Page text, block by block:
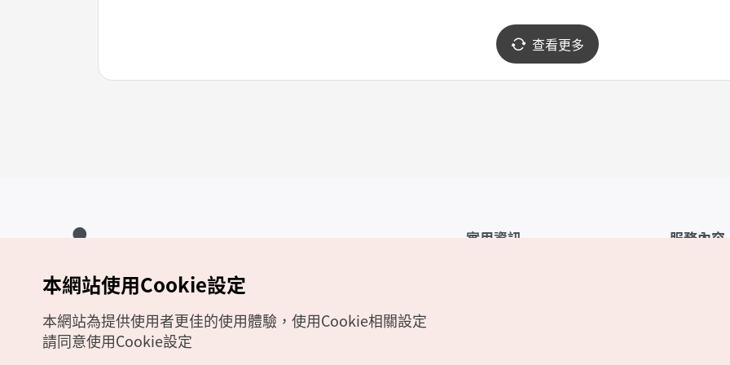
查看更多
實用資訊 服務內容
Copyrights (c) 韓國觀光公社版權所有
如有相關疑問或建議，歡迎來信至官方信箱
本網站使用Cookie設定
本網站為提供使用者更佳的使用體驗，使用Cookie相關設定
請同意使用Cookie設定